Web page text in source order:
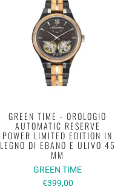
GREEN TIME - OROLOGIO
AUTOMATIC RESERVE
POWER LIMITED EDITION IN
LEGNO DI EBANO E ULIVO 45
MM
GREEN TIME
€399,00